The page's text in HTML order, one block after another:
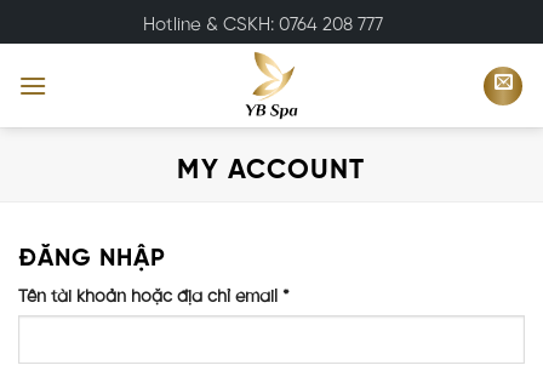
qua
nội
Hotline & CSKH: 0764 208 777
MY ACCOUNT
ĐĂNG NHẬP
Tên tài khoản hoặc địa chỉ email *Bắt
buộc